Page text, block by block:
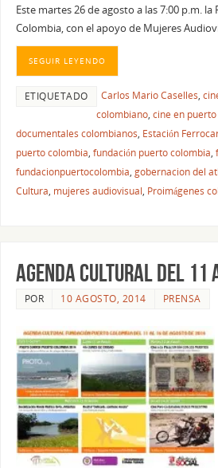
Este martes 26 de agosto a las 7:00 p.m.
Colombia, con el apoyo de Mujeres
SEGUIR LEYENDO
ETIQUETADO Carlos Mario Caselles,
colombiano, cine en
documentales colombianos, Estación
puerto colombia, fundación puerto colombia,
fundacionpuertocolombia, gobernacion del
Cultura, mujeres audiovisual, Proimágenes
AGENDA CULTURAL DEL 11
POR 10 AGOSTO, 2014 PRENSA